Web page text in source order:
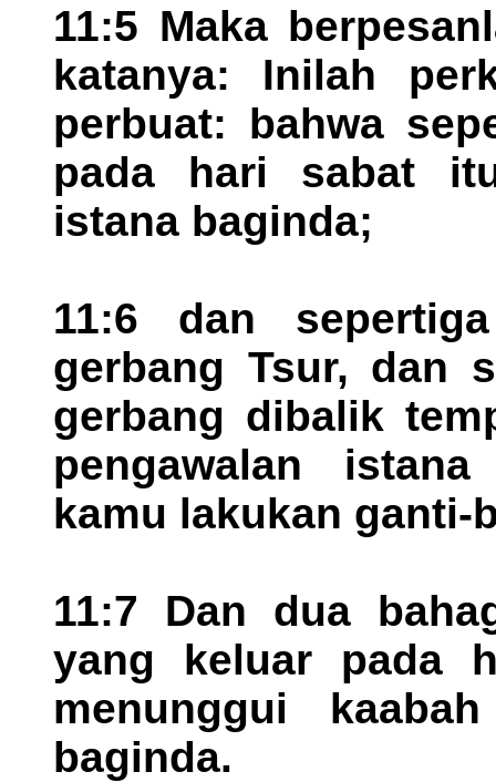
11:5 Maka
katanya: Inilah
perbuat: bahwa
pada hari sabat
istana baginda;
11:6 dan
gerbang Tsur, dan
gerbang dibalik
pengawalan
kamu lakukan ganti-
11:7 Dan dua
yang keluar pada
menunggui
baginda.